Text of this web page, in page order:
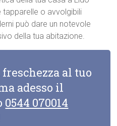
tapparelle o avvolgibili
può dare un notevole
della tua abitazione.
al tuo
adesso il
0544 070014